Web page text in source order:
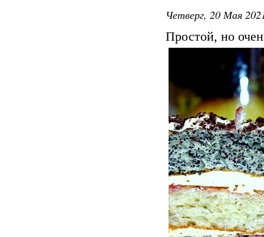
Четверг, 20 Мая
Простой, но